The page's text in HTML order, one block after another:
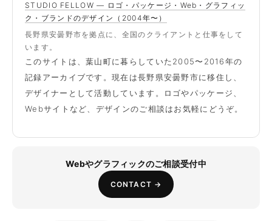
このサイトは、葉山町に暮らしていた2005〜2016年の
記録アーカイブです。現在は長野県安曇野市に移住し、
デザイナーとして活動しています。ロゴやパッケージ、
Webサイトなど、デザインのご相談はお気軽にどうぞ。
STUDIO FELLOW — ロゴ・パッケージ・Web・グラフィッ
ク・ブランドのデザイン（2004年〜）
長野県安曇野市を拠点に、全国のクライアントと仕事をして
います。
Webやグラフィックのご相談受付中
CONTACT →